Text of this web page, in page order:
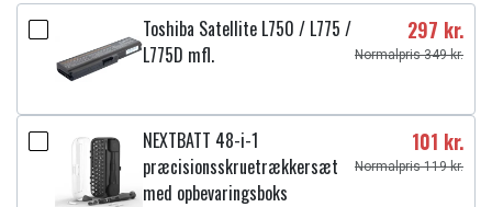
Toshiba Satellite L750 / L775 /
L775D mfl.
297 kr.
Normalpris 349 kr.
NEXTBATT 48-i-1
præcisionsskruetrækkersæt
med opbevaringsboks
101 kr.
Normalpris 119 kr.